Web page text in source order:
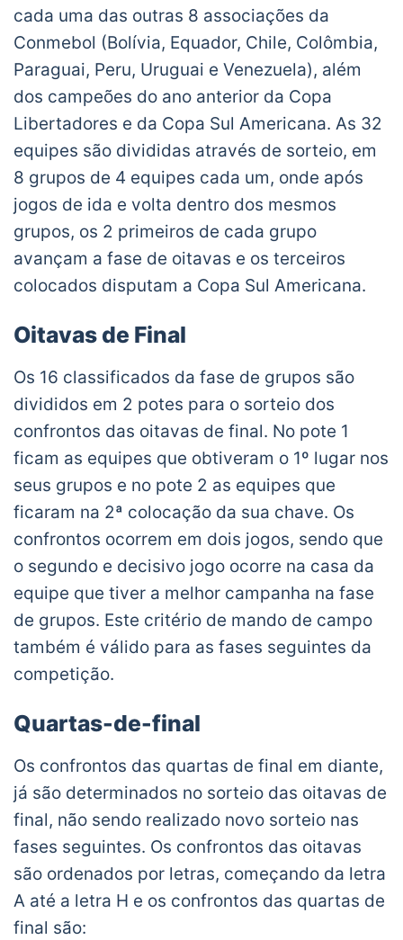
cada uma das outras 8 associações da
Conmebol (Bolívia, Equador, Chile, Colômbia,
Paraguai, Peru, Uruguai e Venezuela), além
dos campeões do ano anterior da Copa
Libertadores e da Copa Sul Americana. As 32
equipes são divididas através de sorteio, em
8 grupos de 4 equipes cada um, onde após
jogos de ida e volta dentro dos mesmos
grupos, os 2 primeiros de cada grupo
avançam a fase de oitavas e os terceiros
colocados disputam a Copa Sul Americana.
Oitavas de Final
Os 16 classificados da fase de grupos são
divididos em 2 potes para o sorteio dos
confrontos das oitavas de final. No pote 1
ficam as equipes que obtiveram o 1º lugar nos
seus grupos e no pote 2 as equipes que
ficaram na 2ª colocação da sua chave. Os
confrontos ocorrem em dois jogos, sendo que
o segundo e decisivo jogo ocorre na casa da
equipe que tiver a melhor campanha na fase
de grupos. Este critério de mando de campo
também é válido para as fases seguintes da
competição.
Quartas-de-final
Os confrontos das quartas de final em diante,
já são determinados no sorteio das oitavas de
final, não sendo realizado novo sorteio nas
fases seguintes. Os confrontos das oitavas
são ordenados por letras, começando da letra
A até a letra H e os confrontos das quartas de
final são: